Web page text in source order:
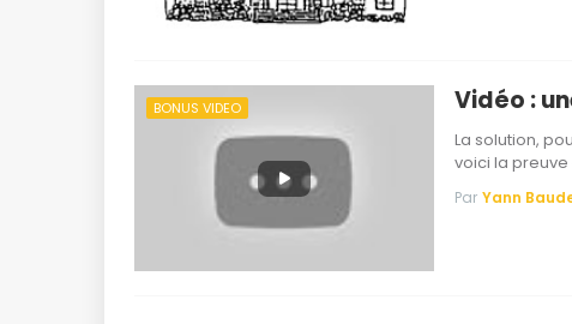
BONUS VIDEO Vidéo :
La solution,
voici la preuve
Par Yann